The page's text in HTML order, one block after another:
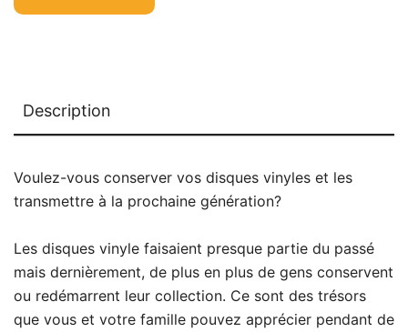
Description
Voulez-vous conserver vos disques vinyles et les
transmettre à la prochaine génération?
Les disques vinyle faisaient presque partie du passé
mais dernièrement, de plus en plus de gens conservent
ou redémarrent leur collection. Ce sont des trésors
que vous et votre famille pouvez apprécier pendant de